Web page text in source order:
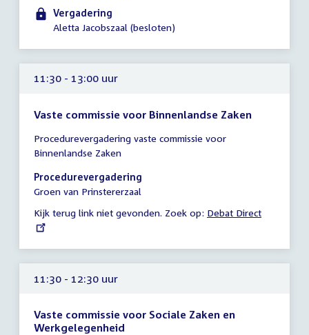
11:30
Vergadering
Aletta Jacobszaal (besloten)
11:30 - 13:00 uur
Vaste commissie voor Binnenlandse Zaken
vergadering
11:30
-
13:00
Procedurevergadering vaste commissie voor
Binnenlandse Zaken
Procedurevergadering
Groen van Prinstererzaal
Kijk terug link niet gevonden. Zoek op: External
Debat Direct
11:30 - 12:30 uur
Vaste commissie voor Sociale Zaken en
Werkgelegenheid